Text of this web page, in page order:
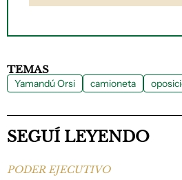
TEMAS
Yamandú Orsi camioneta
SEGUÍ LEYENDO
PODER EJECUTIVO